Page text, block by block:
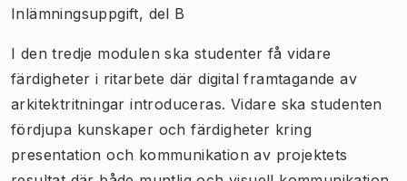
Inlämningsuppgift, del B
I den tredje modulen ska studenter få vidare
färdigheter i ritarbete där digital framtagande av
arkitektritningar introduceras. Vidare ska studenten
fördjupa kunskaper och färdigheter kring
presentation och kommunikation av projektets